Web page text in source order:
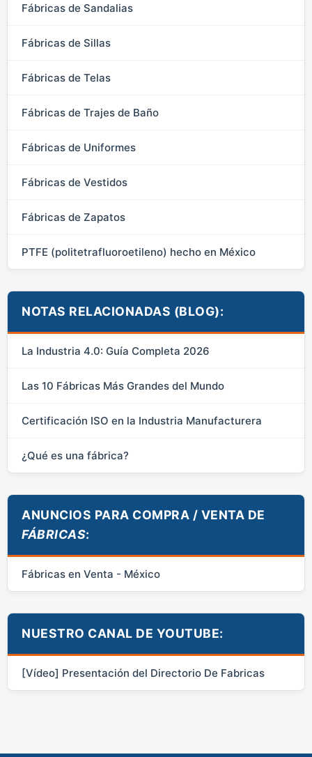
Fábricas de Sandalias
Fábricas de Sillas
Fábricas de Telas
Fábricas de Trajes de Baño
Fábricas de Uniformes
Fábricas de Vestidos
Fábricas de Zapatos
PTFE (politetrafluoroetileno) hecho en México
NOTAS RELACIONADAS (BLOG):
La Industria 4.0: Guía Completa 2026
Las 10 Fábricas Más Grandes del Mundo
Certificación ISO en la Industria Manufacturera
¿Qué es una fábrica?
ANUNCIOS PARA COMPRA / VENTA DE
FÁBRICAS:
Fábricas en Venta - México
NUESTRO CANAL DE YOUTUBE:
[Vídeo] Presentación del Directorio De Fabricas